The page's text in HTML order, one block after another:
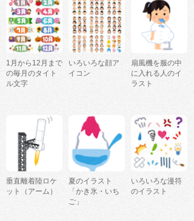
1月から12月まで
の毎月のタイト
ル文字
いろいろな顔ア
イコン
扇風機を服の中
に入れる人のイ
ラスト
垂直離着陸ロケ
ット（アーム）
夏のイラスト
「かき氷・いち
ご」
いろいろな漫符
のイラスト